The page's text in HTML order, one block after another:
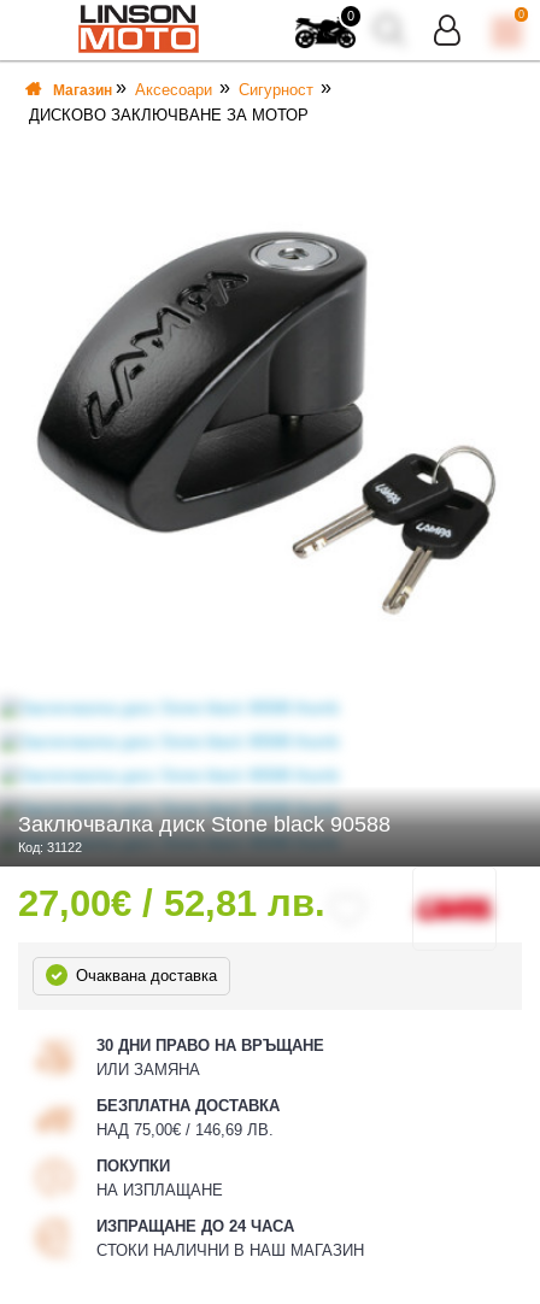
ЕКИПИРОВКА
0 0
Магазин Аксесоари
Сигурност
ДИСКОВО ЗАКЛЮЧВАНЕ ЗА МОТОР
Заключвалка диск Stone black 90588
Код: 31122
27,00€ / 52,81 лв.
Очаквана доставка
30 ДНИ ПРАВО НА ВРЪЩАНЕ
ИЛИ ЗАМЯНА
БЕЗПЛАТНА ДОСТАВКА
НАД 75,00€ / 146,69 ЛВ.
ПОКУПКИ
НА ИЗПЛАЩАНЕ
ИЗПРАЩАНЕ ДО 24 ЧАСА
СТОКИ НАЛИЧНИ В НАШ МАГАЗИН